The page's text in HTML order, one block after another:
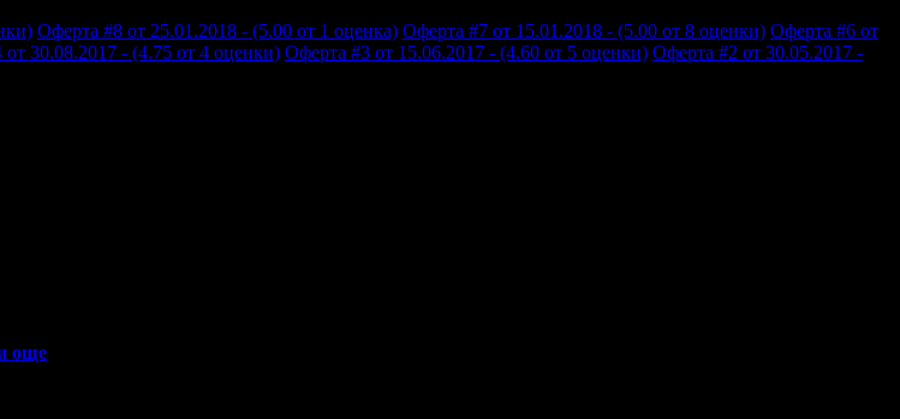
Оферта #8 от 25.01.2018 - (5.00 от 1 оценка) Оферта #7 от 15.01.2018 - (5.00 от 8 оценки) Оферта #6 от
30.08.2017 - (4.75 от 4 оценки) Оферта #3 от 15.06.2017 - (4.60 от 5 оценки) Оферта #2 от 30.05.2017 -
още